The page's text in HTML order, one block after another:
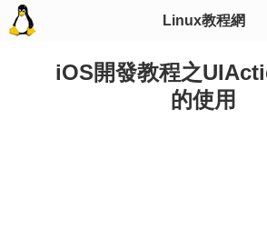
Linux教程網
iOS開發教程之
的使用